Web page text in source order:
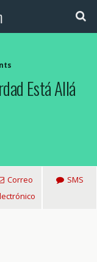
Está Allá
Correo
SMS